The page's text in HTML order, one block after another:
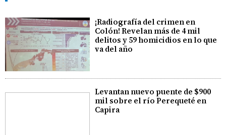
¡Radiografía del crimen en
Colón! Revelan más de 4 mil
delitos y 59 homicidios en lo que
va del año
Levantan nuevo puente de $900
mil sobre el río Perequeté en
Capira